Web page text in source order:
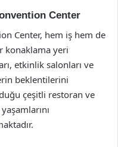
Center
Center, hem iş hem de
konaklama yeri
etkinlik salonları ve
beklentilerini
çeşitli restoran ve